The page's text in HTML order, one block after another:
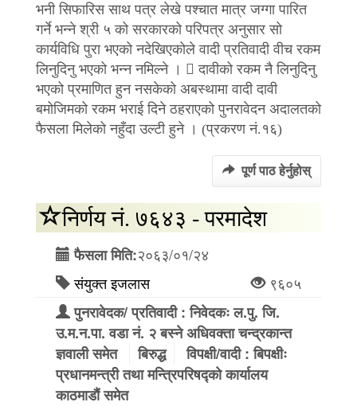
भनी सिफारिस साथ पत्र लेखे पश्चात मात्र जग्गा पारित
गर्ने भन्ने श्री ५ को सरकारको परिपत्र अनुसार सो
कार्यविधि पुरा भएको नदेखिएकोले वादी प्रतिवादी वीच रकम
लिनुदिनु भएको भन्न नमिल्ने ।  दावीको रकम नै लिनुदिनु
भएको प्रमाणित हुन नसकेको अबस्थामा वादी दावी
बमोजिमको रकम भराई दिने ठहराएको पुनरावेदन अदालतको
फैसला मिलेको नहुँदा उल्टी हुने । (प्रकरण नं.१६)
पूर्ण पाठ हेर्नुहोस्
निर्णय नं. ७६४३ - परमादेश
फैसला मिति:२०६३/०१/२४
संयुक्त इजलास
९६०५
पुनरावेदक/ प्रतिवादी : निवेदकः ल.पु. जि.
उ.म.न.पा. वडा नं. २ बस्ने अधिवक्ता चन्द्रकान्त
ज्ञवाली समेत
बिरुद्ध
विपक्षी/वादी : बिपक्षीः
प्रधानमन्त्री तथा मन्त्रिपरिषद्को कार्यालय
काठमाडौं समेत